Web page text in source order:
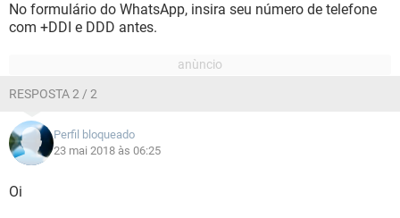
No formulário do WhatsApp, insira seu número de telefone
com +DDI e DDD antes.
RESPOSTA 2 / 2
Perfil bloqueado
23 mai 2018 às 06:25
Oi